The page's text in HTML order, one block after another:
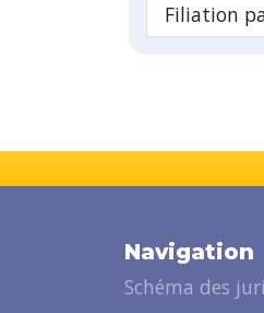
Filiation
Navigation
Schéma des